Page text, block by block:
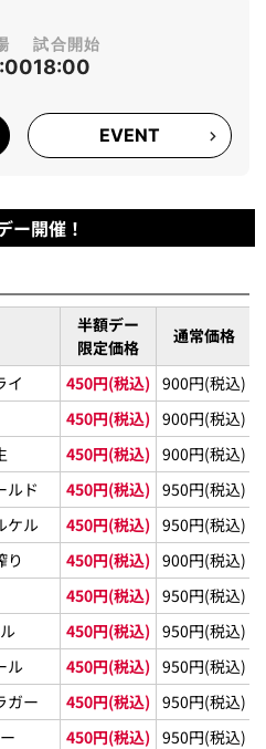
18:00
EVENT
ー開催！
半額デー
限定価格
通常価格
イ 450円(税込) 900円(税込)
450円(税込) 900円(税込)
450円(税込) 900円(税込)
ルド
450円(税込) 950円(税込)
ケル
450円(税込) 950円(税込)
り 450円(税込) 900円(税込)
450円(税込) 950円(税込)
450円(税込) 950円(税込)
ル
450円(税込) 950円(税込)
ガー
450円(税込) 950円(税込)
450円(税込) 950円(税込)